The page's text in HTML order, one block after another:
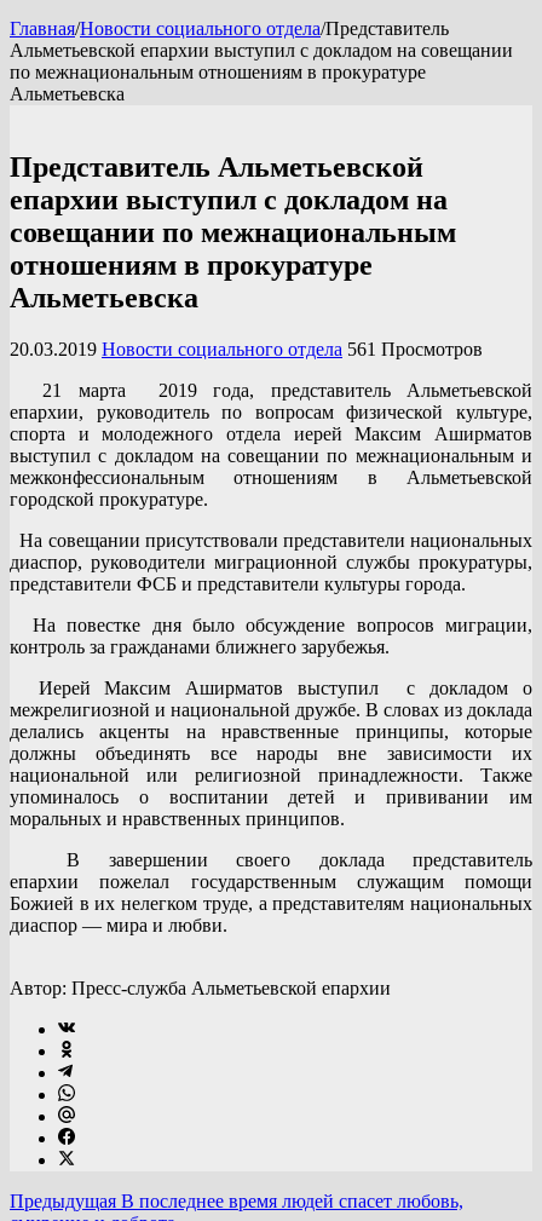
Главная/Новости социального отдела/Представитель
Альметьевской епархии выступил с докладом на совещании
по межнациональным отношениям в прокуратуре
Альметьевска
Представитель Альметьевской
епархии выступил с докладом на
совещании по межнациональным
отношениям в прокуратуре
Альметьевска
20.03.2019 Новости социального отдела 561 Просмотров
21 марта 2019 года, представитель Альметьевской
епархии, руководитель по вопросам физической культуре,
спорта и молодежного отдела иерей Максим Аширматов
выступил с докладом на совещании по межнациональным и
межконфессиональным отношениям в Альметьевской
городской прокуратуре.
На совещании присутствовали представители национальных
диаспор, руководители миграционной службы прокуратуры,
представители ФСБ и представители культуры города.
На повестке дня было обсуждение вопросов миграции,
контроль за гражданами ближнего зарубежья.
Иерей Максим Аширматов выступил с докладом о
межрелигиозной и национальной дружбе. В словах из доклада
делались акценты на нравственные принципы, которые
должны объединять все народы вне зависимости их
национальной или религиозной принадлежности. Также
упоминалось о воспитании детей и прививании им
моральных и нравственных принципов.
В завершении своего доклада представитель
епархии пожелал государственным служащим помощи
Божией в их нелегком труде, а представителям национальных
диаспор — мира и любви.
Автор: Пресс-служба Альметьевской епархии
Предыдущая В последнее время людей спасет любовь,